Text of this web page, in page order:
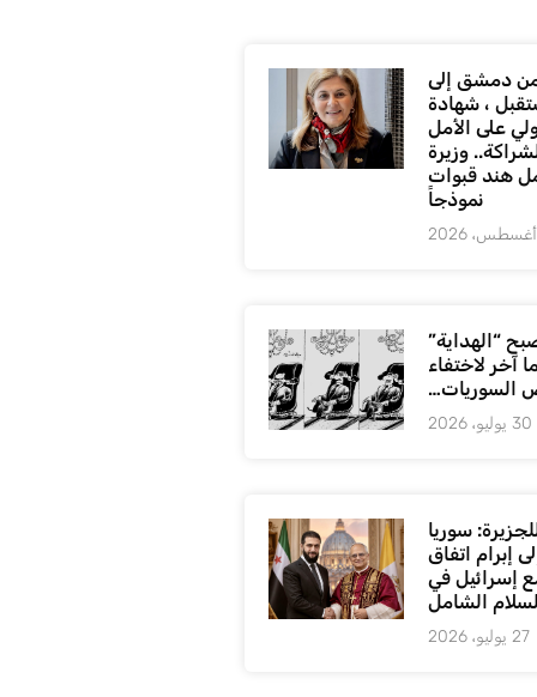
دمشق إلى
، شهادة
على الأمل
وزيرة
هند قبوات
نموذجاً
“الهداية”
آخر لاختفاء
السوريات…
30 يوليو، 2026
سوريا
إبرام اتفاق
إسرائيل في
الشامل
27 يوليو، 2026